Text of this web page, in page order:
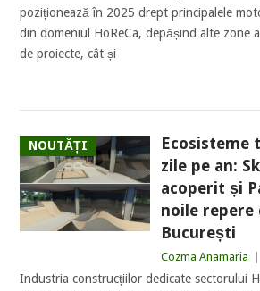
poziționează în 2025 drept principalele
din domeniul HoReCa, depășind alte zone
de proiecte, cât și
NOUTĂȚI
Ecosisteme
zile pe an:
acoperit și
noile repere
București
Cozma Anamaria
Industria construcțiilor dedicate sectorului